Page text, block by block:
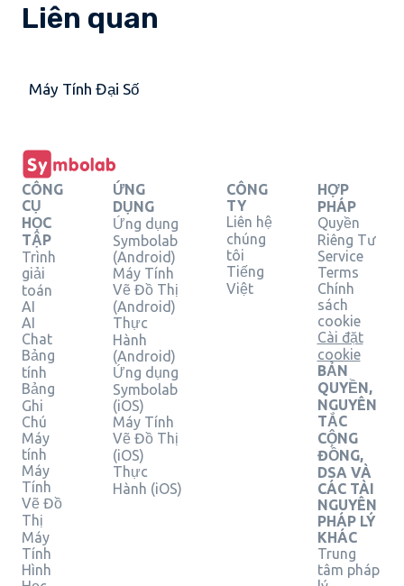
Liên quan
Máy Tính Đại Số
CÔNG
CỤ
HỌC
TẬP
Trình
giải
toán
AI
AI
Chat
Bảng
tính
Bảng
Ghi
Chú
Máy
tính
Máy
Tính
Vẽ Đồ
Thị
Máy
Tính
Hình
ỨNG
DỤNG
Ứng dụng
Symbolab
(Android)
Máy Tính
Vẽ Đồ Thị
(Android)
Thực
Hành
(Android)
Ứng dụng
Symbolab
(iOS)
Máy Tính
Vẽ Đồ Thị
(iOS)
Thực
Hành (iOS)
CÔNG
TY
Liên hệ
chúng
tôi
Tiếng
Việt
HỢP
PHÁP
Quyền
Riêng Tư
Service
Terms
Chính
sách
cookie
Cài đặt
cookie
BẢN
QUYỀN,
NGUYÊN
TẮC
CỘNG
ĐỒNG,
DSA VÀ
CÁC TÀI
NGUYÊN
PHÁP LÝ
KHÁC
Trung
tâm pháp